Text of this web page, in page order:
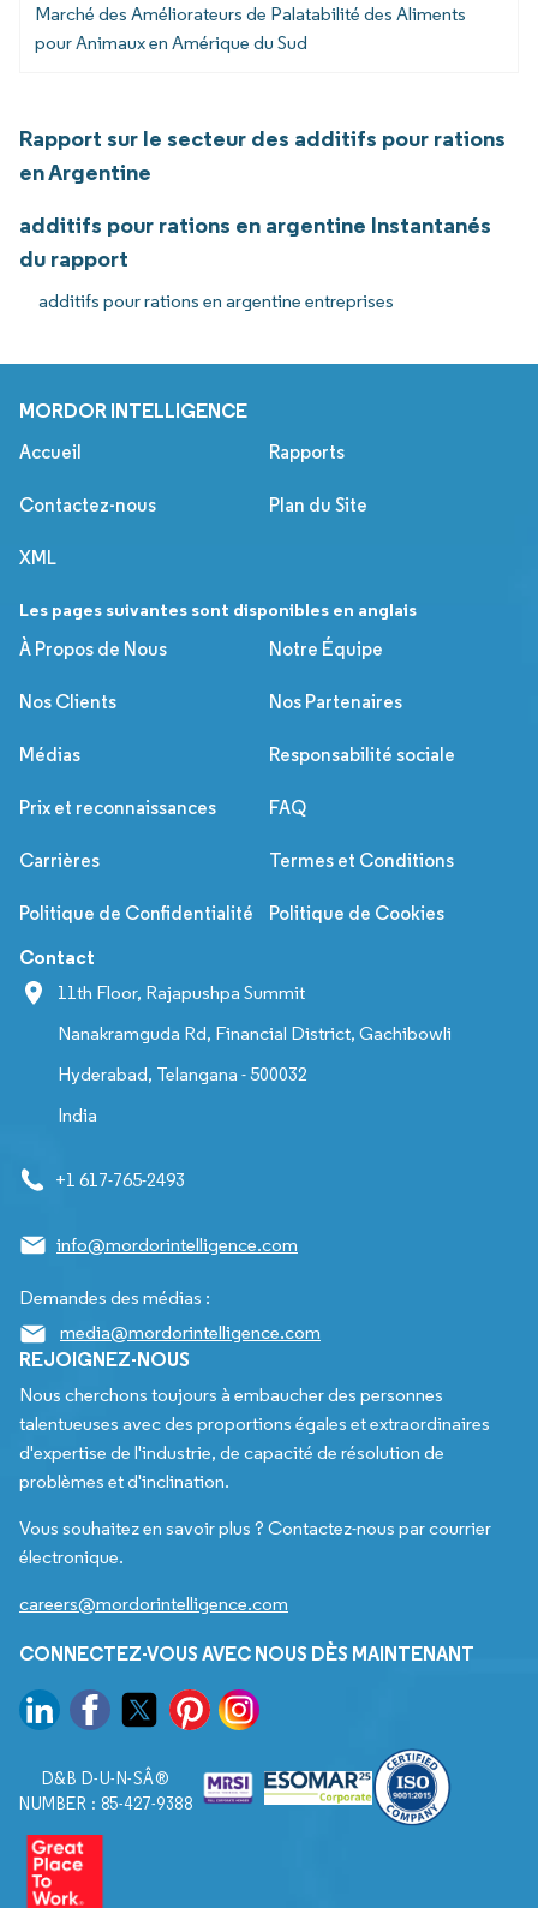
Marché des Améliorateurs de Palatabilité des Aliments
pour Animaux en Amérique du Sud
Rapport sur le secteur des additifs pour rations
en Argentine
additifs pour rations en argentine Instantanés
du rapport
additifs pour rations en argentine entreprises
MORDOR INTELLIGENCE
Accueil Rapports
Contactez-nous Plan du Site
XML
Les pages suivantes sont disponibles en anglais
À Propos de Nous
Notre Équipe
Nos Clients Nos Partenaires
Médias Responsabilité sociale
Prix et reconnaissances FAQ
Carrières Termes et Conditions
Politique de Confidentialité Politique de Cookies
Contact
11th Floor, Rajapushpa Summit
Nanakramguda Rd, Financial District, Gachibowli
Hyderabad, Telangana - 500032
India
+1 617-765-2493
info@mordorintelligence.com
Demandes des médias :
media@mordorintelligence.com
REJOIGNEZ-NOUS
Nous cherchons toujours à embaucher des personnes
talentueuses avec des proportions égales et extraordinaires
d'expertise de l'industrie, de capacité de résolution de
problèmes et d'inclination.
Vous souhaitez en savoir plus ? Contactez-nous par courrier
électronique.
careers@mordorintelligence.com
CONNECTEZ-VOUS AVEC NOUS DÈS MAINTENANT
D&B D-U-N-SÂ®
NUMBER : 85-427-9388